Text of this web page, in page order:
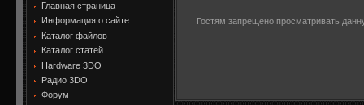
Главная страница
Информация о сайте
Каталог файлов
Каталог статей
Hardware 3DO
Радио 3DO
Форум
Гостям запрещено просматривать